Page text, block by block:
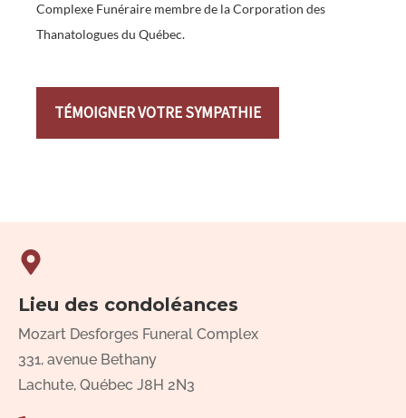
Complexe Funéraire membre de la Corporation des
Thanatologues du Québec.
TÉMOIGNER VOTRE SYMPATHIE
Lieu des condoléances
Mozart Desforges Funeral Complex
331, avenue Bethany
Lachute, Québec J8H 2N3